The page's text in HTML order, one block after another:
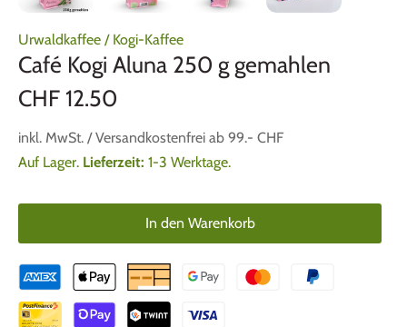
Urwaldkaffee / Kogi-Kaffee
Café Kogi Aluna 250 g gemahlen
CHF 12.50
inkl. MwSt. / Versandkostenfrei ab 99.- CHF
Auf Lager. Lieferzeit: 1-3 Werktage.
In den Warenkorb